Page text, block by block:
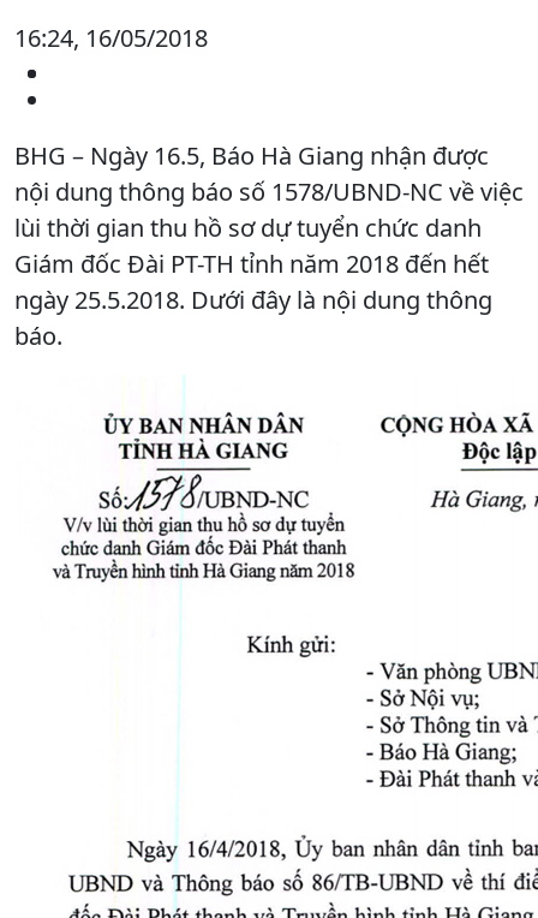
16:24, 16/05/2018
BHG – Ngày 16.5, Báo Hà Giang nhận được
nội dung thông báo số 1578/UBND-NC về việc
lùi thời gian thu hồ sơ dự tuyển chức danh
Giám đốc Đài PT-TH tỉnh năm 2018 đến hết
ngày 25.5.2018. Dưới đây là nội dung thông
báo.